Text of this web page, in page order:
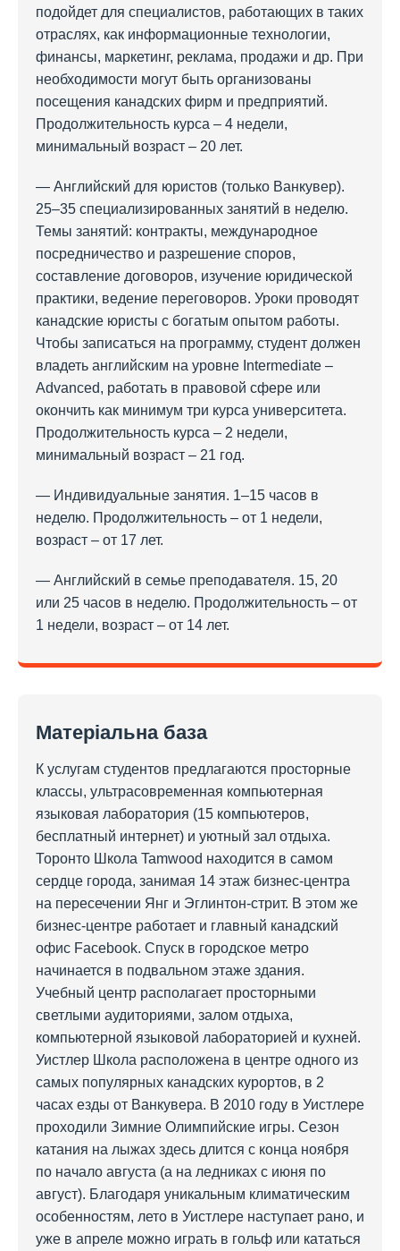
подойдет для специалистов, работающих в таких
отраслях, как информационные технологии,
финансы, маркетинг, реклама, продажи и др. При
необходимости могут быть организованы
посещения канадских фирм и предприятий.
Продолжительность курса – 4 недели,
минимальный возраст – 20 лет.
— Английский для юристов (только Ванкувер).
25–35 специализированных занятий в неделю.
Темы занятий: контракты, международное
посредничество и разрешение споров,
составление договоров, изучение юридической
практики, ведение переговоров. Уроки проводят
канадские юристы с богатым опытом работы.
Чтобы записаться на программу, студент должен
владеть английским на уровне Intermediate –
Advanced, работать в правовой сфере или
окончить как минимум три курса университета.
Продолжительность курса – 2 недели,
минимальный возраст – 21 год.
— Индивидуальные занятия. 1–15 часов в
неделю. Продолжительность – от 1 недели,
возраст – от 17 лет.
— Английский в семье преподавателя. 15, 20
или 25 часов в неделю. Продолжительность – от
1 недели, возраст – от 14 лет.
Матеріальна база
К услугам студентов предлагаются просторные
классы, ультрасовременная компьютерная
языковая лаборатория (15 компьютеров,
бесплатный интернет) и уютный зал отдыха.
Торонто Школа Tamwood находится в самом
сердце города, занимая 14 этаж бизнес-центра
на пересечении Янг и Эглинтон-стрит. В этом же
бизнес-центре работает и главный канадский
офис Facebook. Спуск в городское метро
начинается в подвальном этаже здания.
Учебный центр располагает просторными
светлыми аудиториями, залом отдыха,
компьютерной языковой лабораторией и кухней.
Уистлер Школа расположена в центре одного из
самых популярных канадских курортов, в 2
часах езды от Ванкувера. В 2010 году в Уистлере
проходили Зимние Олимпийские игры. Сезон
катания на лыжах здесь длится с конца ноября
по начало августа (а на ледниках с июня по
август). Благодаря уникальным климатическим
особенностям, лето в Уистлере наступает рано, и
уже в апреле можно играть в гольф или кататься